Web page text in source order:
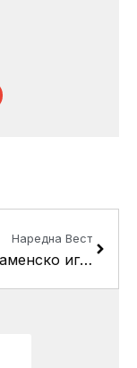
Наредна Вест
Повеќенаменско игралиште во с.Драчево